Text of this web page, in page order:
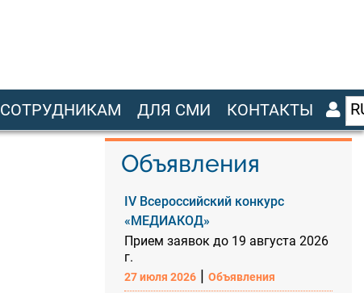
СОТРУДНИКАМ ДЛЯ СМИ КОНТАКТЫ
Объявления
IV Всероссийский конкурс
«МЕДИАКОД»
Прием заявок до 19 августа 2026
г.
27 июля 2026 | Объявления